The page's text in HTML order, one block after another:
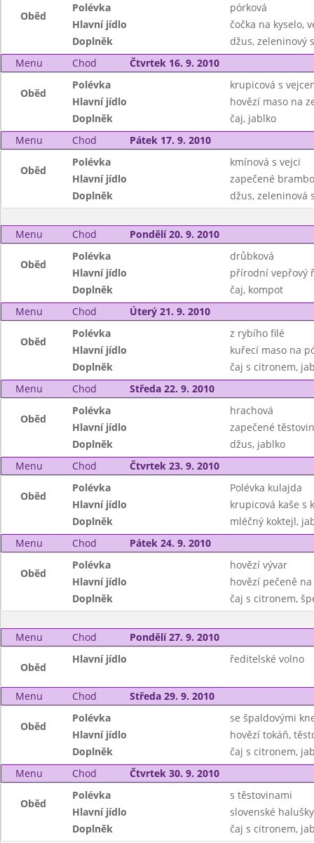
Oběd
Polévka
pórková
Hlavní jídlo
čočka na kyselo,
Doplněk
džus, zeleninový
Menu
Chod Čtvrtek 16. 9. 2010
Oběd
Polévka
krupicová s
Hlavní jídlo
hovězí maso na
Doplněk
čaj, jablko
Menu
Chod Pátek 17. 9. 2010
Oběd
Polévka
kmínová s vejci
Hlavní jídlo
zapečené
Doplněk
džus, zeleninová
Menu Chod Pondělí 20. 9. 2010
Oběd
Polévka
drůbková
Hlavní jídlo
přírodní vepřový
Doplněk
čaj, kompot
Menu
Chod Úterý 21. 9. 2010
Oběd
Polévka
z rybího filé
Hlavní jídlo
kuřecí maso na
Doplněk
čaj s citronem,
Menu
Chod Středa 22. 9. 2010
Oběd
Polévka
hrachová
Hlavní jídlo
zapečené
Doplněk
džus, jablko
Menu
Chod Čtvrtek 23. 9. 2010
Oběd
Polévka
Polévka kulajda
Hlavní jídlo
krupicová kaše s
Doplněk
mléčný koktejl,
Menu
Chod Pátek 24. 9. 2010
Oběd
Polévka
hovězí vývar
Hlavní jídlo
hovězí pečeně
Doplněk
čaj s citronem,
Menu Chod Pondělí 27. 9. 2010
Oběd
Hlavní jídlo ředitelské volno
Menu Chod Středa 29. 9. 2010
Oběd
Polévka
se špaldovými
Hlavní jídlo
hovězí tokáň,
Doplněk
čaj s citronem,
Menu
Chod Čtvrtek 30. 9. 2010
Oběd
Polévka
s těstovinami
Hlavní jídlo
slovenské
Doplněk
čaj s citronem,